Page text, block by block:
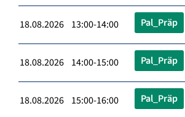
18.08.2026 13:00-14:00 Pal_Präp
18.08.2026 14:00-15:00 Pal_Präp
18.08.2026 15:00-16:00 Pal_Präp